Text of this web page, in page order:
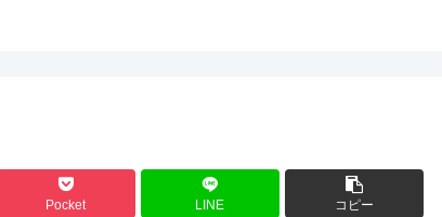
Pocket LINE コピー